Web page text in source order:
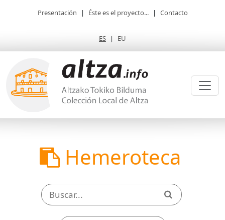
Presentación | Éste es el proyecto... | Contacto
ES | EU
Hemeroteca